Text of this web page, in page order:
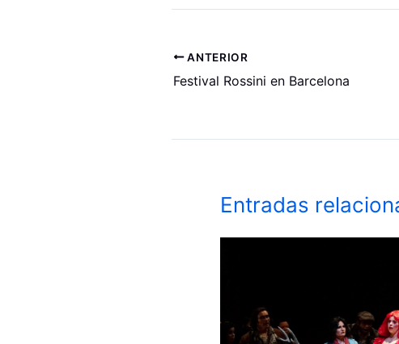
ANTERIOR
Festival Rossini en Barcelona
Entradas